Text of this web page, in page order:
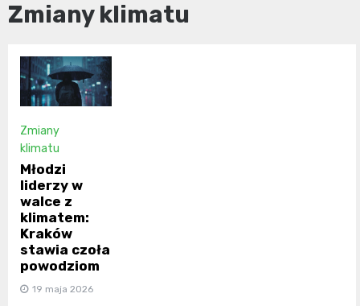
Zmiany klimatu
Zmiany
klimatu
Młodzi
liderzy w
walce z
klimatem:
Kraków
stawia czoła
powodziom
19 maja 2026